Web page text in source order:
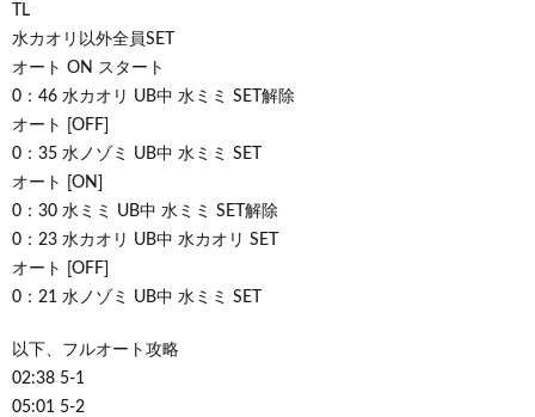
TL
水カオリ以外全員SET
オート ON スタート
0：46 水カオリ UB中 水ミミ SET解除
オート [OFF]
0：35 水ノゾミ UB中 水ミミ SET
オート [ON]
0：30 水ミミ UB中 水ミミ SET解除
0：23 水カオリ UB中 水カオリ SET
オート [OFF]
0：21 水ノゾミ UB中 水ミミ SET
以下、フルオート攻略
02:38 5-1
05:01 5-2